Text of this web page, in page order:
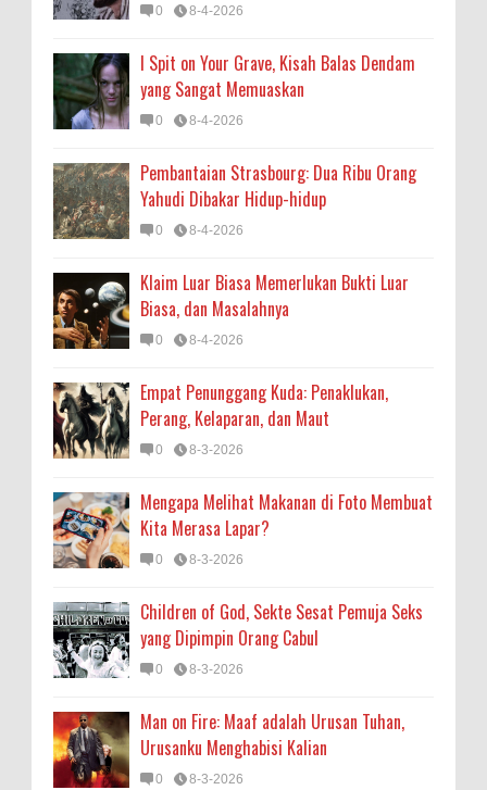
0 8-4-2026
I Spit on Your Grave, Kisah Balas Dendam
yang Sangat Memuaskan
0 8-4-2026
Pembantaian Strasbourg: Dua Ribu Orang
Yahudi Dibakar Hidup-hidup
0 8-4-2026
Klaim Luar Biasa Memerlukan Bukti Luar
Biasa, dan Masalahnya
0 8-4-2026
Empat Penunggang Kuda: Penaklukan,
Perang, Kelaparan, dan Maut
0 8-3-2026
Mengapa Melihat Makanan di Foto Membuat
Kita Merasa Lapar?
0 8-3-2026
Children of God, Sekte Sesat Pemuja Seks
yang Dipimpin Orang Cabul
0 8-3-2026
Man on Fire: Maaf adalah Urusan Tuhan,
Urusanku Menghabisi Kalian
0 8-3-2026